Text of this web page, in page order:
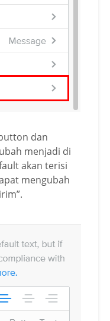
dan
menjadi di
akan terisi
mengubah